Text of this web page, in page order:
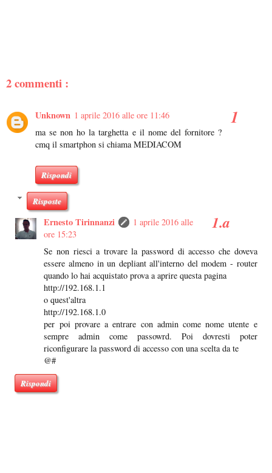
2 commenti :
Unknown 1 aprile 2016 alle ore 11:46
ma se non ho la targhetta e il nome del fornitore ?
cmq il smartphon si chiama MEDIACOM
Rispondi
Risposte
Ernesto Tirinnanzi
1 aprile 2016 alle
ore 15:23
Se non riesci a trovare la password di accesso che doveva
essere almeno in un depliant all'interno del modem - router
quando lo hai acquistato prova a aprire questa pagina
http://192.168.1.1
o quest'altra
http://192.168.1.0
per poi provare a entrare con admin come nome utente e
sempre admin come passowrd. Poi dovresti poter
riconfigurare la password di accesso con una scelta da te
@#
Rispondi